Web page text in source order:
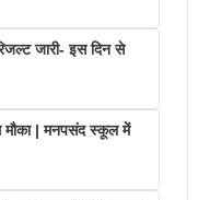
जारी- इस दिन से
मौका | मनपसंद स्कूल में